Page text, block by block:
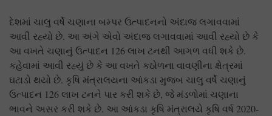
દેશમાં ચાલુ વર્ષે ચણાના બમ્પર ઉત્પાદનનો અંદાજ લગાવવામાં
આવી રહ્યો છે. આ અંગે એવો અંદાજ લગાવવામાં આવી રહ્યો છે કે
આ વખતે ચણાનું ઉત્પાદન 126 લાખ ટનથી આગળ વધી શકે છે.
કહેવામાં આવી રહ્યું છે કે આ વખતે કઠોળના વાવણીના ક્ષેત્રમાં
ઘટાડો થયો છે. કૃષિ મંત્રાલયના આંકડા મુજબ ચાલુ વર્ષે ચણાનું
ઉત્પાદન 126 લાખ ટનને પાર કરી શકે છે, જે મંડળોમાં ચણાના
ભાવને અસર કરી શકે છે. આ આંકડા કૃષિ મંત્રાલયે કૃષિ વર્ષ 2020-